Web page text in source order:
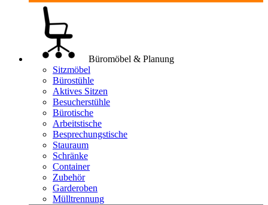
Büromöbel & Planung
Sitzmöbel
Bürostühle
Aktives Sitzen
Besucherstühle
Bürotische
Arbeitstische
Besprechungstische
Stauraum
Schränke
Container
Zubehör
Garderoben
Mülltrennung